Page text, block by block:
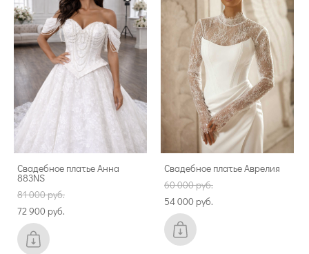
Свадебное платье Анна
883NS
81 000 pуб.
72 900 pуб.
Свадебное платье Аврелия
60 000 pуб.
54 000 pуб.